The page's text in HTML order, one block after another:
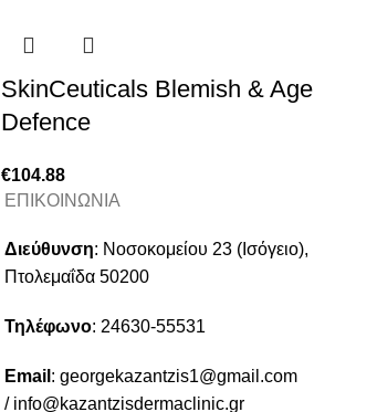
SkinCeuticals Blemish & Age
Defence
€104.88
ΕΠΙΚΟΙΝΩΝΙΑ
Διεύθυνση: Νοσοκομείου 23 (Ισόγειο),
Πτολεμαΐδα 50200
Τηλέφωνο: 24630-55531
Email : georgekazantzis1@gmail.com
/ info@kazantzisdermaclinic.gr